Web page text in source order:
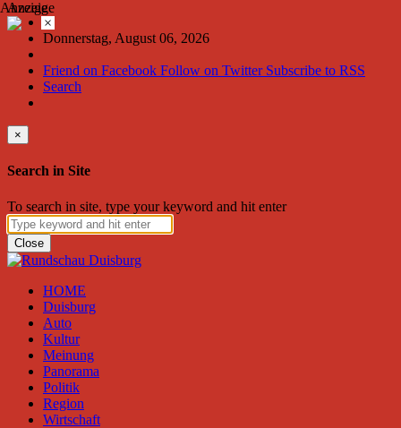
Donnerstag, August 06, 2026
Friend on Facebook Follow on Twitter Subscribe to RSS
Search
×
Search in Site
To search in site, type your keyword and hit enter
Close
HOME
Duisburg
Auto
Kultur
Meinung
Panorama
Politik
Region
Wirtschaft
Anzeige
×
Anzeige